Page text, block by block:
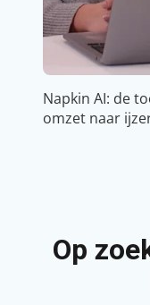
Napkin AI: de
omzet naar
Op